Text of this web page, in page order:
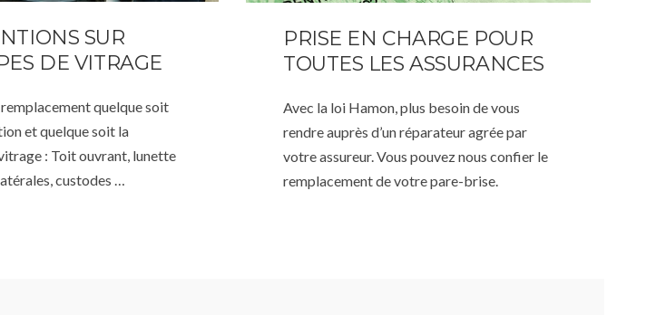
SUR
DE VITRAGE
quelque soit
et quelque soit la
: Toit ouvrant, lunette
custodes …
PRISE EN CHARGE POUR
TOUTES LES ASSURANCES
Avec la loi Hamon, plus besoin de vous
rendre auprès d’un réparateur agrée par
votre assureur. Vous pouvez nous confier le
remplacement de votre pare-brise.